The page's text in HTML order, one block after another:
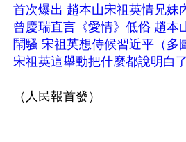
首次爆出 趙本山宋祖英情兄妹
曾慶瑞直言《愛情》低俗 趙本
鬧騷 宋祖英想侍候習近平（多
宋祖英這舉動把什麼都說明白了